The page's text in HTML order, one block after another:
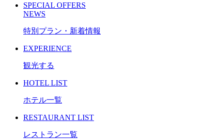
SPECIAL OFFERS
NEWS
特別プラン・新着情報
EXPERIENCE
観光する
HOTEL LIST
ホテル一覧
RESTAURANT LIST
レストラン一覧